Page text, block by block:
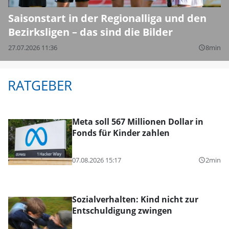
Saisonstart in der Regionalliga und den
Bezirksligen – das sind die Bilder
27.07.2026 11:36 query_builder8min
RATGEBER
Meta soll 567 Millionen Dollar in
Fonds für Kinder zahlen
07.08.2026 15:17 query_builder2min
Sozialverhalten: Kind nicht zur
Entschuldigung zwingen